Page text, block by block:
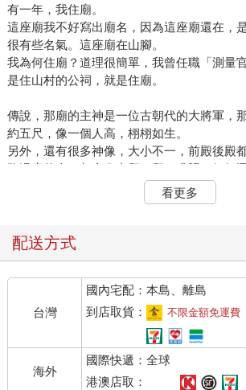
有一年，我住廟。
這座廟我不好寫出廟名，因為這座廟還在，
很有些名氣。這座廟在山腳。
我為何住廟？道理很簡單，我曾任職「測量
是住山村的公祠，就是住廟。
傳說，那廟的主神是一位古朝代的大將軍，
約五尺，像一個人高，栩栩如生。
另外，還有很多神像，大小不一，前殿後殿都
路過廟的人，都會進去拜一拜，求賜一個好運
我住廟或是祠堂，總有一個習慣，我會在臨
香，在殿前誦一卷經，唸唸佛，持持咒，然
來，把廟內的字畫捲軸刮得「咧咧」的響，
當晚，我聽到有人細聲說話。
「會唸經的多得是。」另一人說。
「但，這人唸的經，有神光下降，我們可不
「哦。......」
看更多
配送方式
台灣
國內宅配：本島、離島
到店取貨：
不限金額免運費
海外
國際快遞：全球
港澳店取：